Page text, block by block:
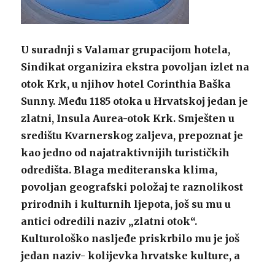
U suradnji s Valamar grupacijom hotela,
Sindikat organizira ekstra povoljan izlet na
otok Krk, u njihov hotel Corinthia Baška
Sunny. Među 1185 otoka u Hrvatskoj jedan je
zlatni, Insula Aurea-otok Krk. Smješten u
središtu Kvarnerskog zaljeva, prepoznat je
kao jedno od najatraktivnijih turističkih
odredišta. Blaga mediteranska klima,
povoljan geografski položaj te raznolikost
prirodnih i kulturnih ljepota, još su mu u
antici odredili naziv „zlatni otok“.
Kulturološko nasljeđe priskrbilo mu je još
jedan naziv- kolijevka hrvatske kulture, a